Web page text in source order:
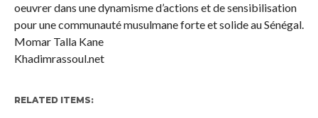
oeuvrer dans une dynamisme d’actions et de sensibilisation
pour une communauté musulmane forte et solide au Sénégal.
Momar Talla Kane
Khadimrassoul.net
RELATED ITEMS: